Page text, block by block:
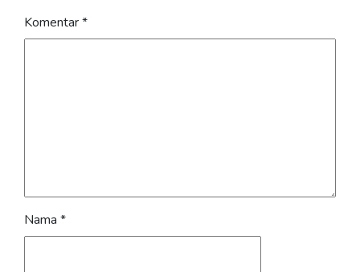
Komentar*
Nama *